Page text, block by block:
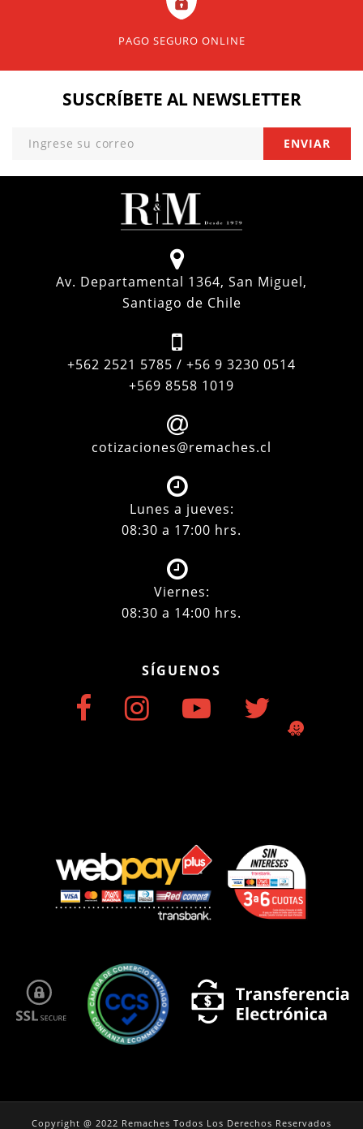
PAGO SEGURO ONLINE
SUSCRÍBETE AL NEWSLETTER
Av. Departamental 1364, San Miguel,
Santiago de Chile
+562 2521 5785 / +56 9 3230 0514
+569 8558 1019
cotizaciones@remaches.cl
Lunes a jueves:
08:30 a 17:00 hrs.
Viernes:
08:30 a 14:00 hrs.
SÍGUENOS
Copyright @ 2022 Remaches Todos Los Derechos Reservados